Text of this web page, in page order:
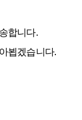
합니다.
뵙겠습니다.